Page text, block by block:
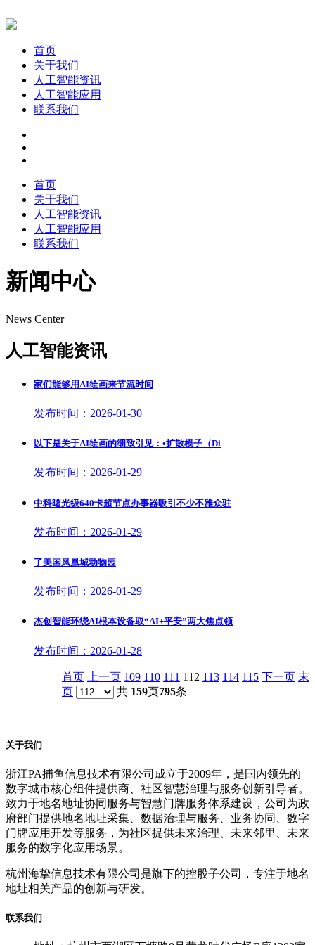
首页
关于我们
人工智能资讯
人工智能应用
联系我们
首页
关于我们
人工智能资讯
人工智能应用
联系我们
新闻中心
News Center
人工智能资讯
家们能够用AI绘画来节流时间
发布时间：2026-01-30
以下是关于AI绘画的细致引见：•扩散模子（Di
发布时间：2026-01-29
中科曙光级640卡超节点办事器吸引不少不雅众驻
发布时间：2026-01-29
了美国凤凰城动物园
发布时间：2026-01-29
杰创智能环绕AI根本设备取“AI+平安”两大焦点领
发布时间：2026-01-28
首页 上一页 109 110 111 112 113 114 115 下一页 末
页
共 159页795条
关于我们
浙江PA捕鱼信息技术有限公司成立于2009年，是国内领先的
数字城市核心组件提供商、社区智慧治理与服务创新引导者。
致力于地名地址协同服务与智慧门牌服务体系建设，公司为政
府部门提供地名地址采集、数据治理与服务、业务协同、数字
门牌应用开发等服务，为社区提供未来治理、未来邻里、未来
服务的数字化应用场景。
杭州海挚信息技术有限公司是旗下的控股子公司，专注于地名
地址相关产品的创新与研发。
联系我们